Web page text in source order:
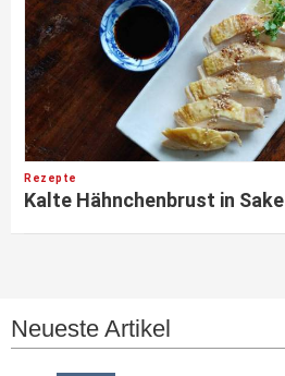
Rezepte
Kalte Hähnchenbrust in Sake
Neueste Artikel